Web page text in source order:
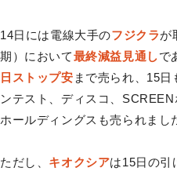
14日には電線大手のフジクラが
期）において最終減益見通しで
日ストップ安 まで売られ、15
ンテスト、ディスコ、
ホールディングスも売られまし
ただし、 キオクシアは15日の引